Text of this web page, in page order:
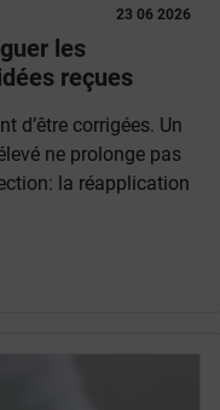
23 06 2026
les
reçues
d’être corrigées. Un
ne prolonge pas
la réapplication